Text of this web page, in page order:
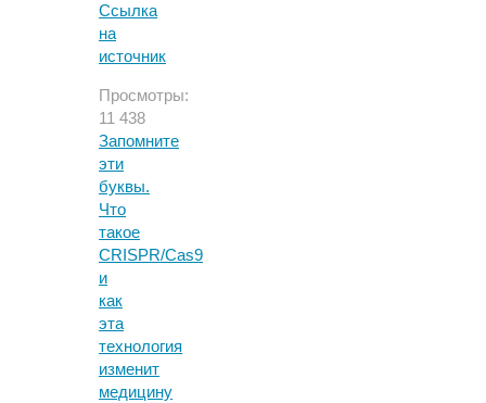
Ссылка
на
источник
Просмотры:
11 438
Запомните
эти
буквы.
Что
такое
CRISPR/Cas9
и
как
эта
технология
изменит
медицину